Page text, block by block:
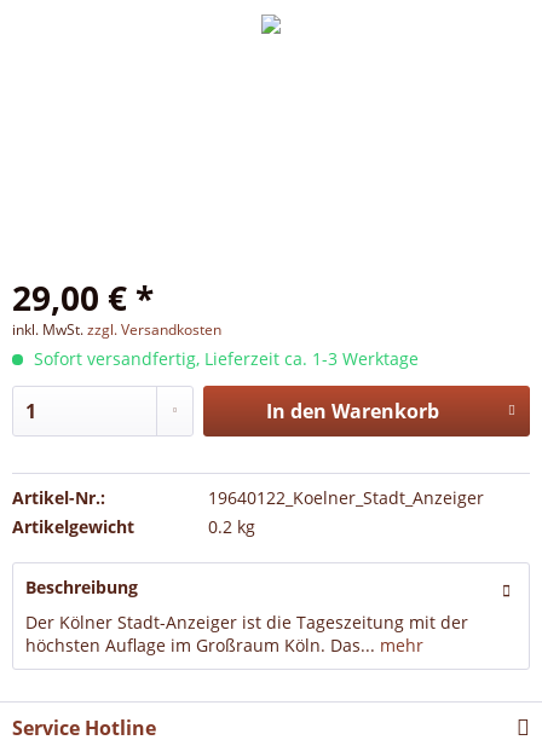
29,00 € *
inkl. MwSt.zzgl. Versandkosten
Sofort versandfertig, Lieferzeit ca. 1-3 Werktage
In den Warenkorb
Artikel-Nr.:
19640122_Koelner_Stadt_Anzeiger
Artikelgewicht
0.2 kg
Beschreibung
Der Kölner Stadt-Anzeiger ist die Tageszeitung mit der
höchsten Auflage im Großraum Köln. Das... mehr
Service Hotline